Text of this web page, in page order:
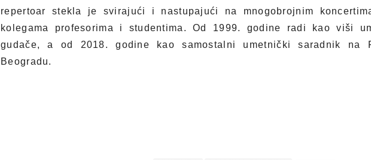
repertoar stekla je svirajući i nastupajući na mnogobrojnim
kolegama profesorima i studentima. Od 1999. godine radi kao viši
gudače, a od 2018. godine kao samostalni umetnički saradnik na
Beogradu.